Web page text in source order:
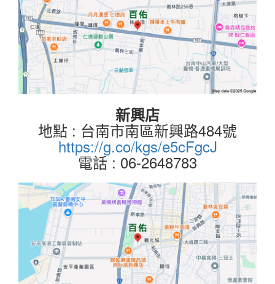
新興店
地點 : 台南市南區新興路484號
https://g.co/kgs/e5cFgcJ
電話 : 06-2648783